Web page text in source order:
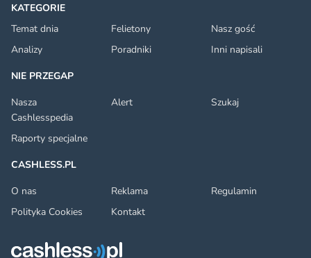
KATEGORIE
Temat dnia
Felietony
Nasz gość
Analizy
Poradniki
Inni napisali
NIE PRZEGAP
Nasza
Cashlesspedia
Alert Szukaj
Raporty specjalne
CASHLESS.PL
O nas
Reklama
Regulamin
Polityka Cookies
Kontakt